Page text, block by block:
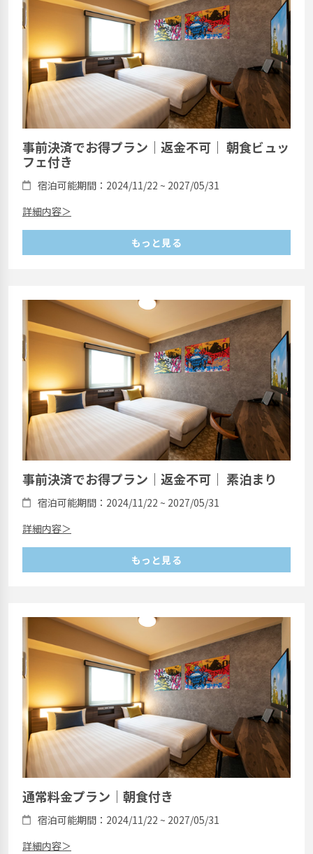
事前決済でお得プラン｜返金不可｜ 朝食ビュッ
フェ付き
宿泊可能期間：2024/11/22 ~ 2027/05/31
詳細内容＞
もっと見る
事前決済でお得プラン｜返金不可｜ 素泊まり
宿泊可能期間：2024/11/22 ~ 2027/05/31
詳細内容＞
もっと見る
通常料金プラン｜朝食付き
宿泊可能期間：2024/11/22 ~ 2027/05/31
詳細内容＞